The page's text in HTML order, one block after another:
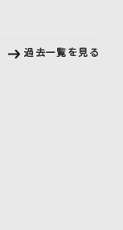
過去一覧を見る